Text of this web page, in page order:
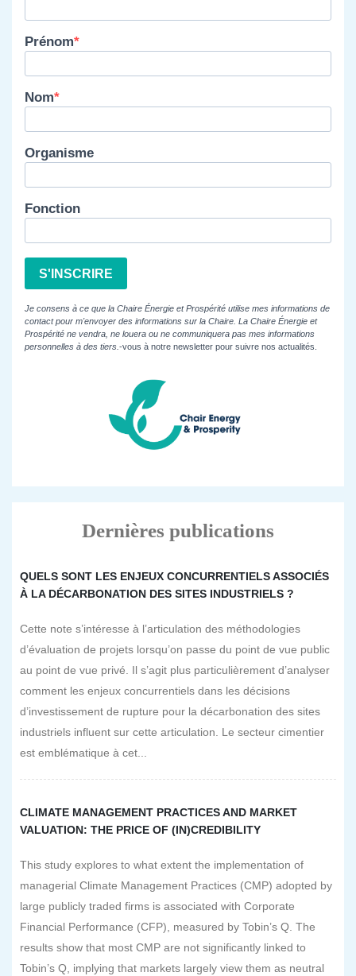
Prénom
Nom
Organisme
Fonction
S'INSCRIRE
Je consens à ce que la Chaire Énergie et Prospérité utilise mes informations de
contact pour m'envoyer des informations sur la Chaire. La Chaire Énergie et
Prospérité ne vendra, ne louera ou ne communiquera pas mes informations
personnelles à des tiers. -vous à notre newsletter pour suivre nos actualités.
Dernières publications
QUELS SONT LES ENJEUX CONCURRENTIELS ASSOCIÉS
À LA DÉCARBONATION DES SITES INDUSTRIELS ?
Cette note s’intéresse à l’articulation des méthodologies
d’évaluation de projets lorsqu’on passe du point de vue public
au point de vue privé. Il s’agit plus particulièrement d’analyser
comment les enjeux concurrentiels dans les décisions
d’investissement de rupture pour la décarbonation des sites
industriels influent sur cette articulation. Le secteur cimentier
est emblématique à cet...
CLIMATE MANAGEMENT PRACTICES AND MARKET
VALUATION: THE PRICE OF (IN)CREDIBILITY
This study explores to what extent the implementation of
managerial Climate Management Practices (CMP) adopted by
large publicly traded firms is associated with Corporate
Financial Performance (CFP), measured by Tobin’s Q. The
results show that most CMP are not significantly linked to
Tobin’s Q, implying that markets largely view them as neutral